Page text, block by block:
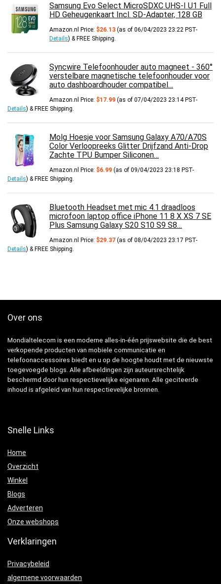
Samsung Evo Select MicroSDXC UHS-I U1 Full
HD Geheugenkaart Incl. SD-Adapter, 128 GB
Amazon.nl Price: $26.13 (as of 06/04/2023 23:22 PST-
Details) & FREE Shipping
Syncwire Telefoonhouder auto magneet - 360°
verstelbare magnetische telefoonhouder voor
auto dashboardhouder compatibel…
Amazon.nl Price: $17.99 (as of 07/04/2023 23:14 PST-
Details) & FREE Shipping
Molg Hoesje voor Samsung Galaxy A70/A70S
Color Verloopreeks Glitter Drijfzand Anti-Drop
Zachte TPU Bumper Siliconen…
Amazon.nl Price: $6.99 (as of 09/04/2023 23:18 PST-
Details) & FREE Shipping
Bluetooth Headset met mic 4.1 draadloos
microfoon laptop office iPhone 11 8 X XS 7 SE
Plus Samsung Galaxy S20 S10 S9 S8…
Amazon.nl Price: $29.37 (as of 08/04/2023 23:17 PST-
Details) & FREE Shipping
Over ons
Mondialtelecom is een moderne alles-in-één prijswebsite die de best
verkopende producten van mobiele communicatie en
telefoonaccessoires biedt en u op de hoogte houdt met de nieuwste
toegevoegde blogs. Alle afbeeldingen zijn auteursrechtelijk
beschermd door hun respectievelijke eigenaren. Alle geciteerde
inhoud is afgeleid van hun respectievelijke bronnen.
Snelle Links
Home
Overzicht
Winkel
Blogs
Adverteren
Onze webshops
Verklaringen
Privacybeleid
algemene voorwaarden